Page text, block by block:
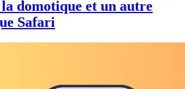
la domotique et un autre
Safari